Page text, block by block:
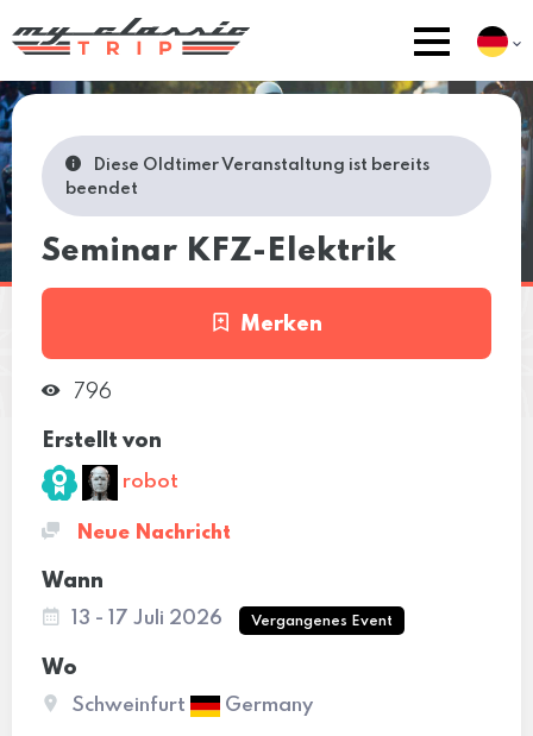
Diese Oldtimer Veranstaltung ist bereits
beendet
Seminar KFZ-Elektrik
Merken
796
Erstellt von
robot
Neue Nachricht
Wann
13 - 17 Juli 2026 Vergangenes Event
Wo
Schweinfurt Germany